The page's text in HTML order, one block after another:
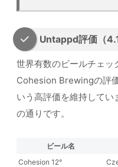
Untappd評価（
世界有数のビールチェ
Cohesion Brewingの評
いう高評価を維持して
の通りです。
ビール名
Cohesion 12°